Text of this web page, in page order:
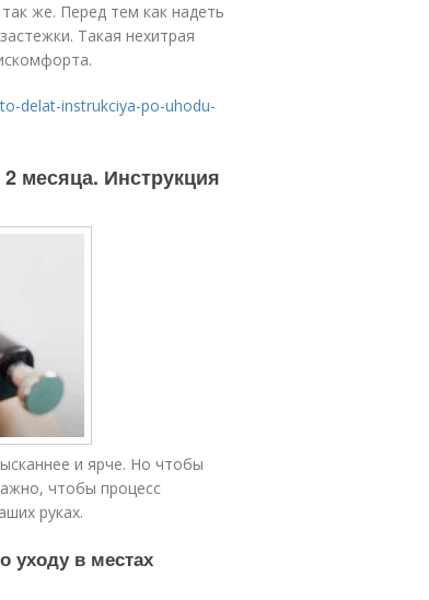
же. Перед тем как надеть
Такая нехитрая
delat-instrukciya-po-uhodu-
месяца. Инструкция
и ярче. Но чтобы
чтобы процесс
руках.
уходу в местах